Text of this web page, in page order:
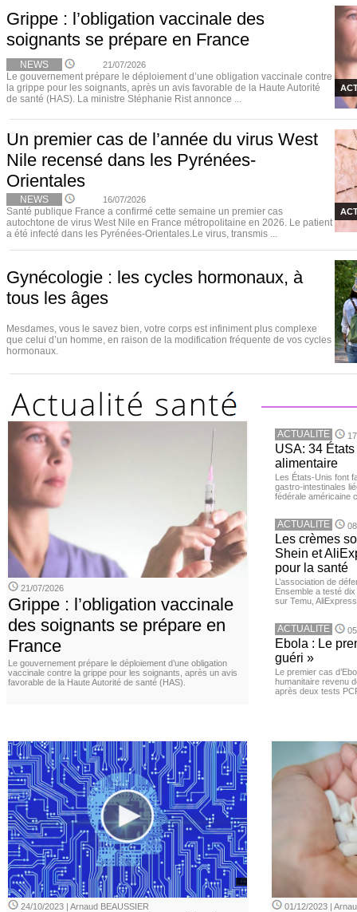
Grippe : l’obligation vaccinale des
soignants se prépare en France
NEWS 21/07/2026
Le gouvernement prépare le déploiement d’une obligation vaccinale contre
la grippe pour les soignants, après un avis favorable de la Haute Autorité
de santé (HAS). La ministre Stéphanie Rist annonce ...
Un premier cas de l’année du virus West
Nile recensé dans les Pyrénées-
Orientales
NEWS 16/07/2026
Santé publique France a confirmé cette semaine un premier cas
autochtone de virus West Nile en France métropolitaine en 2026. Le patient
a été infecté dans les Pyrénées-Orientales.Le virus, transmis ...
Gynécologie : les cycles hormonaux, à
tous les âges
Mesdames, vous le savez bien, votre corps est infiniment plus complexe
que celui d’un homme, en raison de la modification fréquente de vos cycles
hormonaux.
21/07/2026
Grippe : l’obligation vaccinale
des soignants se prépare en
France
Le gouvernement prépare le déploiement d’une obligation
vaccinale contre la grippe pour les soignants, après un avis
favorable de la Haute Autorité de santé (HAS).
ACTUALITE
USA: 34
alimentaire
Les États-Unis font
gastro-intestinales
fédérale américaine
ACTUALITE
Les crèmes
Shein et
pour la santé
L’association de
Ensemble a testé
sur Temu,
ACTUALITE
Ebola : Le
guéri »
Le premier cas
humanitaire revenu
après deux tests
24/10/2023 | Arnaud BEAUSSIER 01/12/2023 |